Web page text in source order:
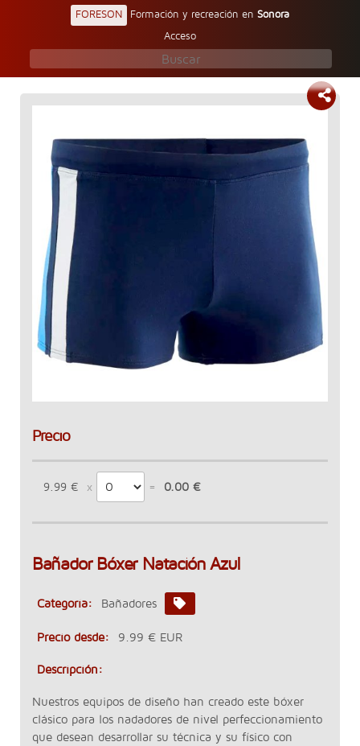
FORESON Formación y recreación en Sonora
Acceso
Precio
9.99 € 0.00 €
Bañador Bóxer Natación Azul
Categoría: Bañadores
Precio desde: 9.99 € EUR
Descripción:
Nuestros equipos de diseño han creado este bóxer
clásico para los nadadores de nivel perfeccionamiento
que desean desarrollar su técnica y su físico con